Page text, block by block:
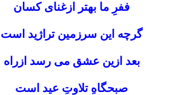
ففرِ ما بهتر ازغناى کسان
گرچه این سرزمین تراژید است
بعد ازین عشق مى رسد ازراه
صبحگاهِ تلاوتِ عید است